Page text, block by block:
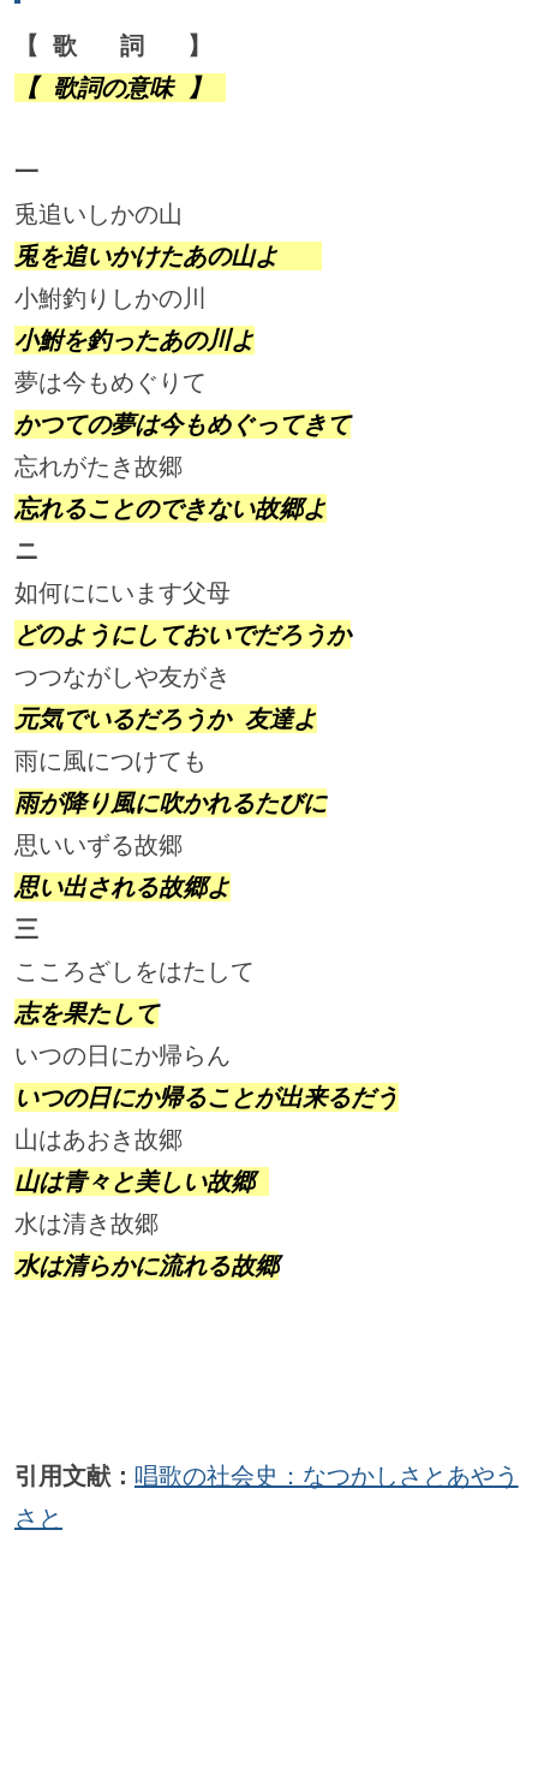
【 歌詞の意味 】
一
小鮒を釣ったあの川よ
かつての夢は今もめぐってきて
忘れがた
忘れることのできない故郷よ
ニ
如何ににい
どのようにしておいでだろうか
元気でいるだろうか 友達よ
雨が降り風に吹かれるたびに
思いいず
思い出される故郷よ
三
志を果たして
いつの日にか帰ることが出来るだう
山は青々と美しい故郷
水は清
水は清らかに流れる故郷
引用文献： 唱歌の社会史：なつかしさとあやう
さと